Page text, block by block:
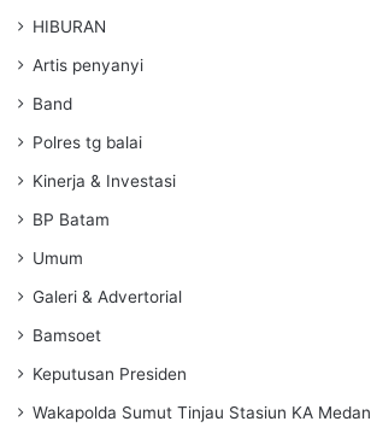
HIBURAN
Artis penyanyi
Band
Polres tg balai
Kinerja & Investasi
BP Batam
Umum
Galeri & Advertorial
Bamsoet
Keputusan Presiden
Wakapolda Sumut Tinjau Stasiun KA Medan